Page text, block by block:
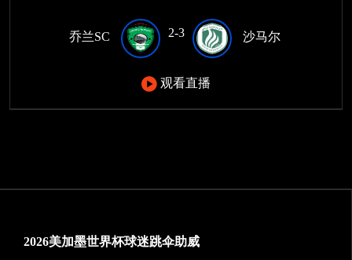
乔兰SC 2-3 沙马尔
观看直播
2026美加墨世界杯球迷跳伞助威